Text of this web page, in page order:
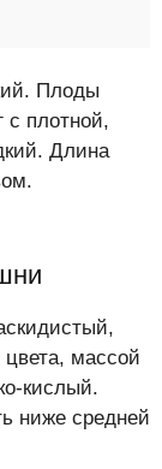
Плоды
с плотной,
Длина
массой
кислый.
ниже средней